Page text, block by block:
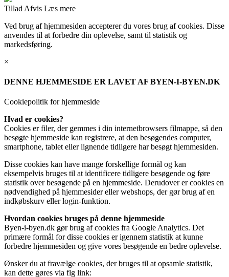
Tillad Afvis Læs mere
Ved brug af hjemmesiden accepterer du vores brug af cookies. Disse
anvendes til at forbedre din oplevelse, samt til statistik og
markedsføring.
×
DENNE HJEMMESIDE ER LAVET AF BYEN-I-BYEN.DK
Cookiepolitik for hjemmeside
Hvad er cookies?
Cookies er filer, der gemmes i din internetbrowsers filmappe, så den
besøgte hjemmeside kan registrere, at den besøgendes computer,
smartphone, tablet eller lignende tidligere har besøgt hjemmesiden.
Disse cookies kan have mange forskellige formål og kan
eksempelvis bruges til at identificere tidligere besøgende og føre
statistik over besøgende på en hjemmeside. Derudover er cookies en
nødvendighed på hjemmesider eller webshops, der gør brug af en
indkøbskurv eller login-funktion.
Hvordan cookies bruges på denne hjemmeside
Byen-i-byen.dk gør brug af cookies fra Google Analytics. Det
primære formål for disse cookies er igennem statistik at kunne
forbedre hjemmesiden og give vores besøgende en bedre oplevelse.
Ønsker du at fravælge cookies, der bruges til at opsamle statistik,
kan dette gøres via flg link: